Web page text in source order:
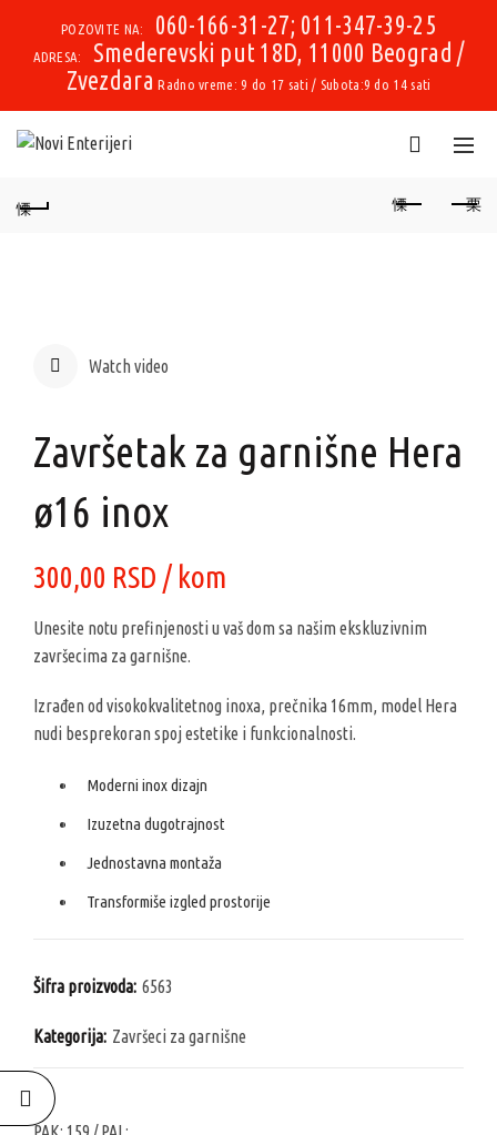
POZOVITE NA: 060-166-31-27; 011-347-39-25
ADRESA:
Smederevski put 18D, 11000 Beograd /
Zvezdara Radno vreme: 9 do 17 sati / Subota:9 do 14 sati
Watch video
Završetak za garnišne Hera
ø16 inox
300,00 RSD / kom
Unesite notu prefinjenosti u vaš dom sa našim ekskluzivnim
završecima za garnišne.
Izrađen od visokokvalitetnog inoxa, prečnika 16mm, model Hera
nudi besprekoran spoj estetike i funkcionalnosti.
Moderni inox dizajn
Izuzetna dugotrajnost
Jednostavna montaža
Transformiše izgled prostorije
Šifra proizvoda: 6563
Kategorija: Završeci za garnišne